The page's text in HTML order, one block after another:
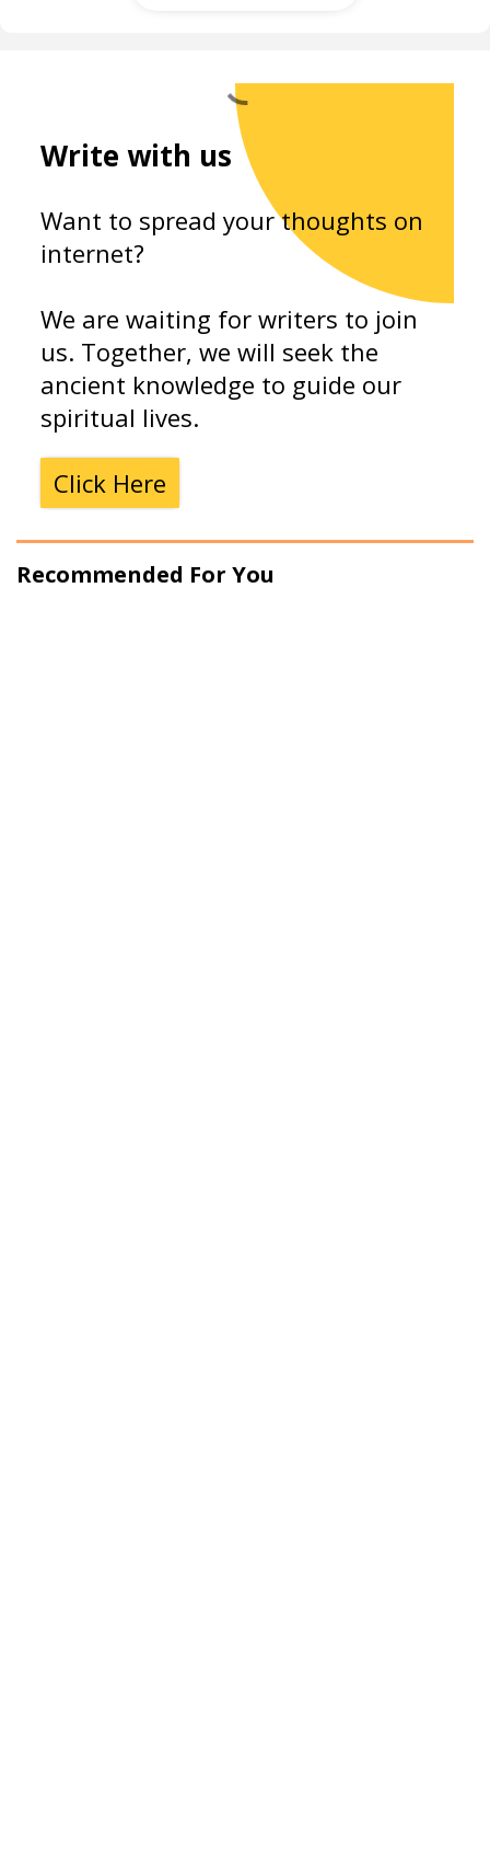
Write with us
Want to spread your thoughts on
internet?
We are waiting for writers to join
us. Together, we will seek the
ancient knowledge to guide our
spiritual lives.
Click Here
Recommended For You